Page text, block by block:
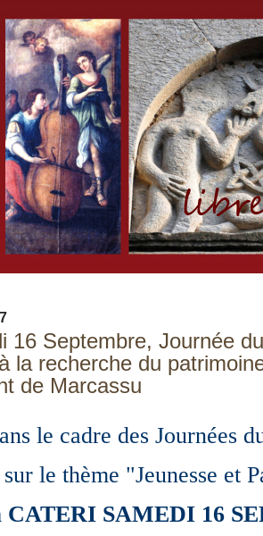
16 Septembre, Journée
la recherche du
de Marcassu
le cadre des Journées
sur le thème "Jeunesse et
CATERI SAMEDI 16